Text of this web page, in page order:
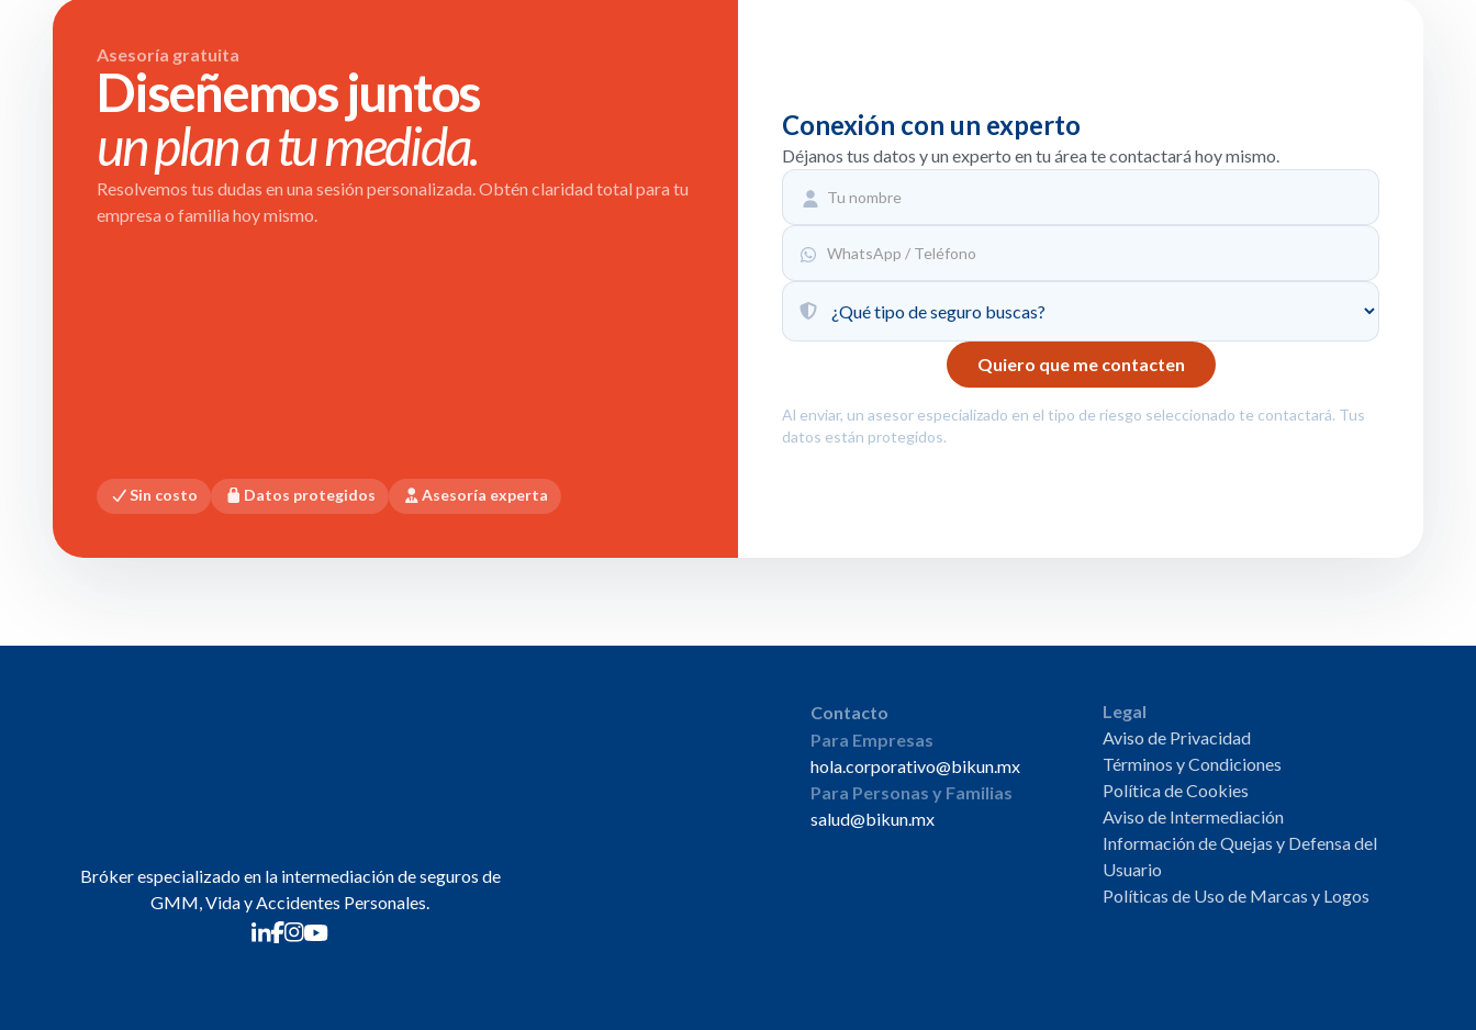
Asesoría gratuita
Diseñemos juntos
un plan a tu medida.
Resolvemos tus dudas en una sesión personalizada. Obtén claridad total para tu
empresa o familia hoy mismo.
Sin costo Datos protegidos Asesoría experta
Conexión con un experto
Déjanos tus datos y un experto en tu área te contactará hoy mismo.
Al enviar, un asesor especializado en el tipo de riesgo seleccionado te contactará. Tus
datos están protegidos.
Bróker especializado en la intermediación de seguros de
GMM, Vida y Accidentes Personales.
Contacto
Para Empresas
hola.corporativo@bikun.mx
Para Personas y Familias
salud@bikun.mx
Legal
Aviso de Privacidad
Términos y Condiciones
Política de Cookies
Aviso de Intermediación
Información de Quejas y Defensa del
Usuario
Políticas de Uso de Marcas y Logos